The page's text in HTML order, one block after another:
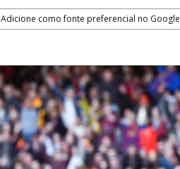
Adicione como fonte preferencial no Google